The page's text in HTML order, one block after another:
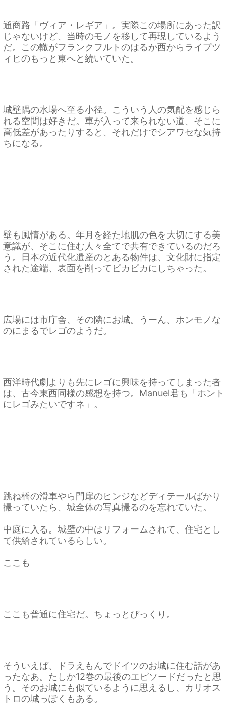
通商路「ヴィア・レギア」。実際この場所にあった訳
じゃないけど、当時のモノを移して再現しているよう
だ。この轍がフランクフルトのはるか西からライプツ
ィヒのもっと東へと続いていた。
城壁隅の水場へ至る小径。こういう人の気配を感じら
れる空間は好きだ。車が入って来られない道、そこに
高低差があったりすると、それだけでシアワセな気持
ちになる。
壁も風情がある。年月を経た地肌の色を大切にする美
意識が、そこに住む人々全てで共有できているのだろ
う。日本の近代化遺産のとある物件は、文化財に指定
された途端、表面を削ってピカピカにしちゃった。
広場には市庁舎、その隣にお城。うーん、ホンモノな
のにまるでレゴのようだ。
西洋時代劇よりも先にレゴに興味を持ってしまった者
は、古今東西同様の感想を持つ。Manuel君も「ホント
にレゴみたいですネ」。
跳ね橋の滑車やら門扉のヒンジなどディテールばかり
撮っていたら、城全体の写真撮るのを忘れていた。
中庭に入る。城壁の中はリフォームされて、住宅とし
て供給されているらしい。
ここも
ここも普通に住宅だ。ちょっとびっくり。
そういえば、ドラえもんでドイツのお城に住む話があ
ったなあ。たしか12巻の最後のエピソードだったと思
う。そのお城にも似ているように思えるし、カリオス
トロの城っぽくもある。